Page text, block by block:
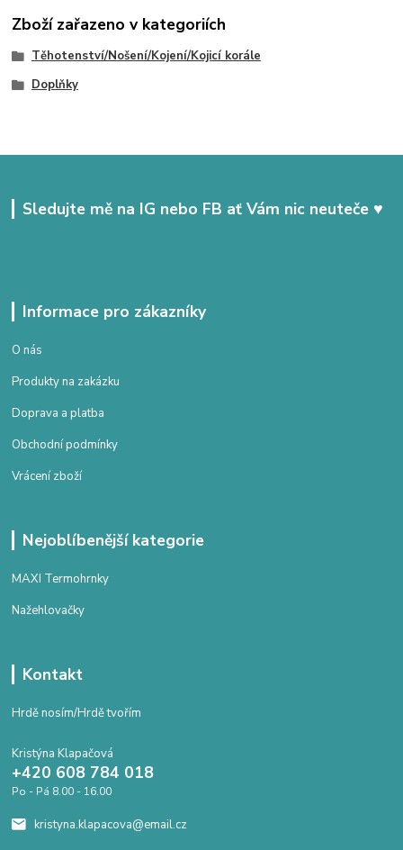
Zboží zařazeno v kategoriích
Těhotenství/Nošení/Kojení/Kojicí korále
Doplňky
Sledujte mě na IG nebo FB ať Vám nic neuteče ♥
Informace pro zákazníky
O nás
Produkty na zakázku
Doprava a platba
Obchodní podmínky
Vrácení zboží
Nejoblíbenější kategorie
MAXI Termohrnky
Nažehlovačky
Kontakt
Hrdě nosím/Hrdě tvořím
Kristýna Klapačová
+420 608 784 018
Po - Pá 8.00 - 16.00
kristyna.klapacova@email.cz